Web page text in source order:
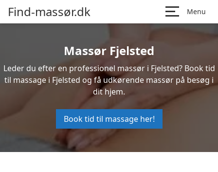
Find-massør.dk Menu
Massør Fjelsted
Leder du efter en professionel massør i Fjelsted? Book tid
til massage i Fjelsted og få udkørende massør på besøg i
dit hjem.
Book tid til massage her!